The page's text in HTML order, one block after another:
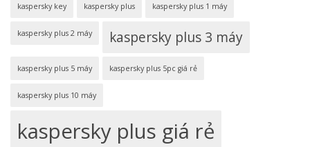
kaspersky key kaspersky plus kaspersky plus 1 máy
kaspersky plus 2 máy kaspersky plus 3 máy
kaspersky plus 5 máy kaspersky plus 5pc giá rẻ
kaspersky plus 10 máy
kaspersky plus giá rẻ